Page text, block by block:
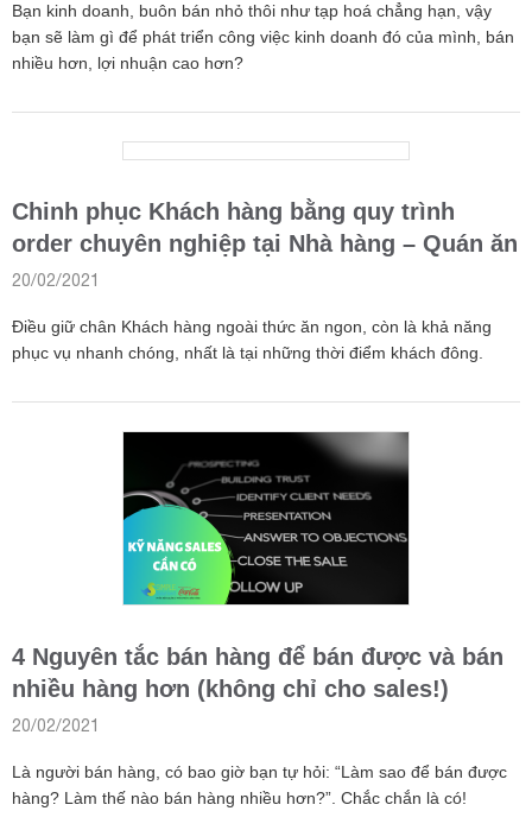
Bạn kinh doanh, buôn bán nhỏ thôi như tạp hoá chẳng hạn, vậy
bạn sẽ làm gì để phát triển công việc kinh doanh đó của mình, bán
nhiều hơn, lợi nhuận cao hơn?
Chinh phục Khách hàng bằng quy trình
order chuyên nghiệp tại Nhà hàng – Quán ăn
Điều giữ chân Khách hàng ngoài thức ăn ngon, còn là khả năng
phục vụ nhanh chóng, nhất là tại những thời điểm khách đông.
4 Nguyên tắc bán hàng để bán được và bán